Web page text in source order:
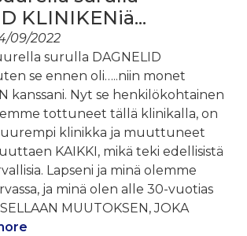
KLINIKENiä...
09/2022
surulla DAGNELID
se ennen oli…..niin monet
kanssani. Nyt se henkilökohtainen
tottuneet tällä klinikalla, on
klinikka ja muuttuneet
KAIKKI, mikä teki edellisistä
Lapseni ja minä olemme
ja minä olen alle 30-vuotias
MUUTOKSEN, JOKA